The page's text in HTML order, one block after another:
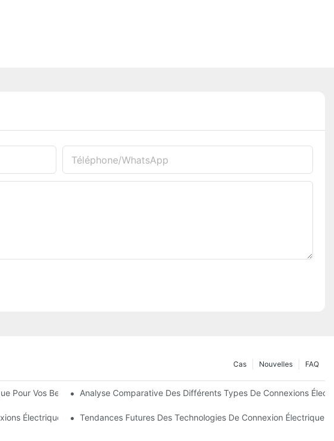
Téléphone/WhatsApp
FAQ
Nouvelles
Cas
Pour Vos Besoins Analyse Comparative Des Différents Types De Connexions
Électriques Tendances Futures Des Technologies De Connexion Électrique